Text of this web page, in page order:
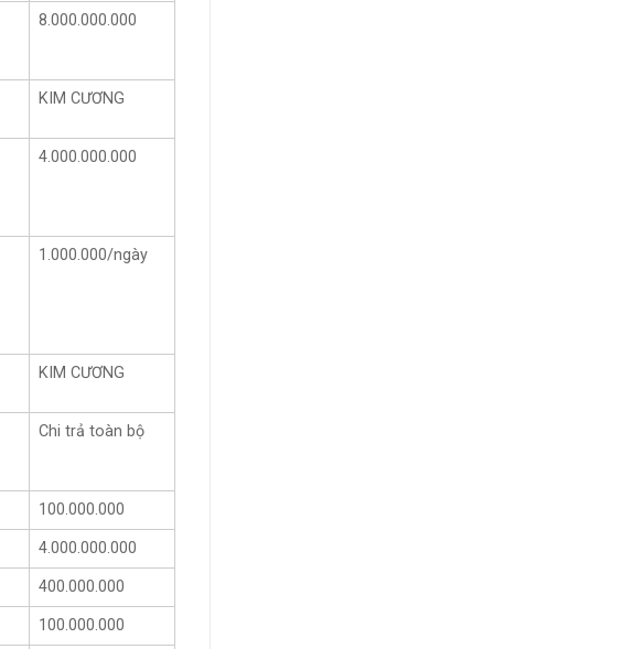
8.000.000.000
KIM CƯƠNG
4.000.000.000
1.000.000/ngày
KIM CƯƠNG
Chi trả toàn bộ
100.000.000
4.000.000.000
400.000.000
100.000.000